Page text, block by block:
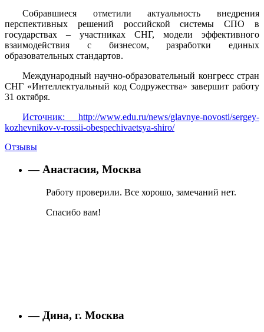
Собравшиеся
отметили актуальность внедрения
перспективных решений российской системы СПО в
государствах – участниках СНГ, модели эффективного
взаимодействия с бизнесом, разработки единых
образовательных стандартов.
Международный научно-образовательный конгресс стран
СНГ «Интеллектуальный код Содружества» завершит работу
31 октября.
Источник: http://www.edu.ru/news/glavnye-novosti/sergey-
kozhevnikov-v-rossii-obespechivaetsya-shiro/
Отзывы
— Анастасия, Москва
Работу проверили. Все хорошо, замечаний нет.
Спасибо вам!
— Дина, г. Москва